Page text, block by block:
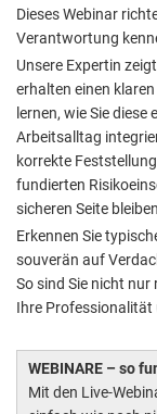
Dieses Webinar
Verantwortung
Unsere Expertin
erhalten einen
lernen, wie Sie
Arbeitsalltag
korrekte
fundierten
sicheren Seite
Erkennen Sie
souverän auf
So sind Sie nicht
Ihre
WEBINARE – so
Mit den Live-